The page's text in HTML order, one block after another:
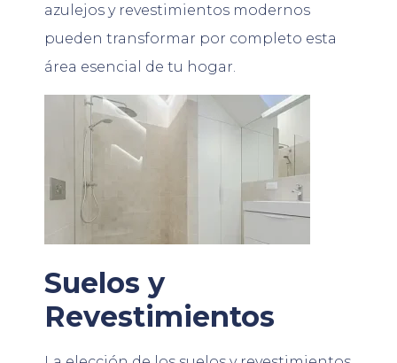
azulejos y revestimientos modernos
pueden transformar por completo esta
área esencial de tu hogar.
Suelos y
Revestimientos